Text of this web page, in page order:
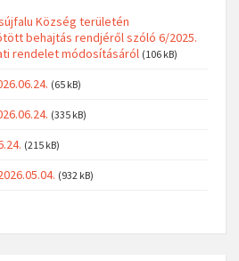
Község területén
behajtás rendjéről szóló 6/2025.
rendelet módosításáról (106 kB)
(65 kB)
(335 kB)
(215 kB)
(932 kB)